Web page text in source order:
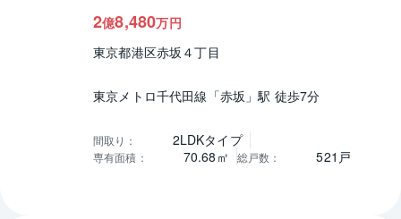
2億8,480万円
東京都港区赤坂４丁目
東京メトロ千代田線「赤坂」駅 徒歩7分
間取り ： 2LDKタイプ
専有面積 ： 70.68㎡ 総戸数 ： 521戸